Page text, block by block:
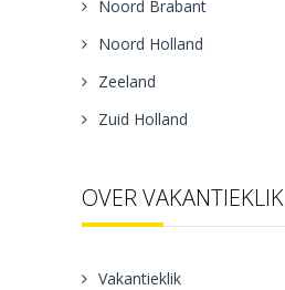
Noord Brabant
Noord Holland
Zeeland
Zuid Holland
OVER VAKANTIEKLIK
Vakantieklik